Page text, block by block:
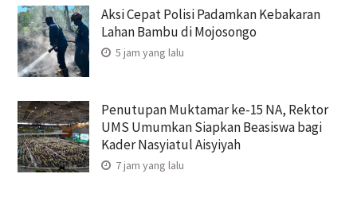
Aksi Cepat Polisi Padamkan Kebakaran
Lahan Bambu di Mojosongo
5 jam yang lalu
Penutupan Muktamar ke-15 NA, Rektor
UMS Umumkan Siapkan Beasiswa bagi
Kader Nasyiatul Aisyiyah
7 jam yang lalu